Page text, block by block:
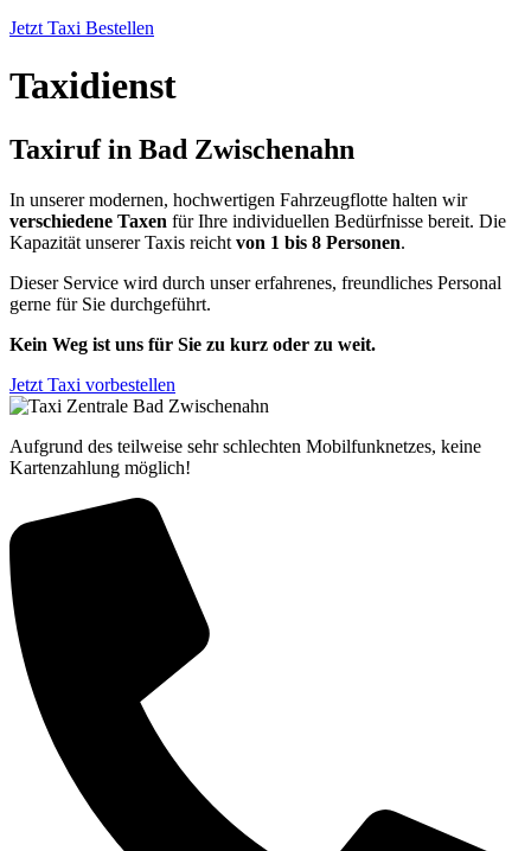
Jetzt Taxi Bestellen
Taxidienst
Taxiruf in Bad Zwischenahn
In unserer modernen, hochwertigen Fahrzeugflotte halten wir
verschiedene Taxen für Ihre individuellen Bedürfnisse bereit. Die
Kapazität unserer Taxis reicht von 1 bis 8 Personen.
Dieser Service wird durch unser erfahrenes, freundliches Personal
gerne für Sie durchgeführt.
Kein Weg ist uns für Sie zu kurz oder zu weit.
Jetzt Taxi vorbestellen
Aufgrund des teilweise sehr schlechten Mobilfunknetzes, keine
Kartenzahlung möglich!